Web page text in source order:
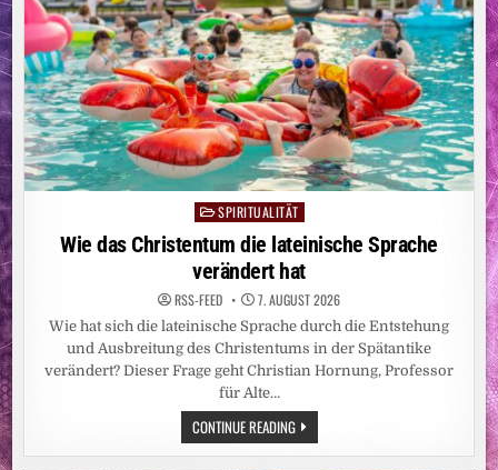
PostedSPIRITUALITÄT
Wie das Christentum die lateinische Sprache
verändert hat
RSS-FEED 7. AUGUST 2026
Wie hat sich die lateinische Sprache durch die Entstehung
und Ausbreitung des Christentums in der Spätantike
verändert? Dieser Frage geht Christian Hornung, Professor
für Alte…
CONTINUE READINGWIE
DAS
CHRISTENTUM